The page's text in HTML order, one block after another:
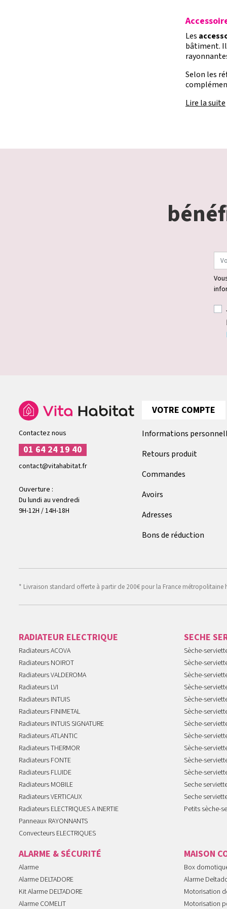
Les
bâtiment.
Selon les
Lire la suite
Contactez nous
01 64 24 19 40
contact@vitahabitat.fr
Ouverture :
Du lundi au vendredi
9H-12H / 14H-18H
VOTRE COMPTE
Informations
Retours produit
Commandes
Avoirs
Adresses
Bons de réduction
* Livraison standard offerte à partir de 200€ pour la France métropolitaine
RADIATEUR ELECTRIQUE
Radiateurs ACOVA
Radiateurs NOIROT
Radiateurs VALDEROMA
Radiateurs LVI
Radiateurs INTUIS
Radiateurs FINIMETAL
Radiateurs INTUIS SIGNATURE
Radiateurs ATLANTIC
Radiateurs THERMOR
Radiateurs FONTE
Radiateurs FLUIDE
Radiateurs MOBILE
Radiateurs VERTICAUX
Radiateurs ELECTRIQUES A INERTIE
Panneaux RAYONNANTS
Convecteurs ELECTRIQUES
SECHE
Sèche-
Sèche-
Sèche-
Sèche-
Sèche-
Sèche-
Sèche-
Sèche-
Sèche-
Sèche-
Sèche-
Seche
Seche
Petits sèche-
ALARME & SÉCURITÉ
Alarme
Alarme DELTADORE
Kit Alarme DELTADORE
Alarme COMELIT
MAISON
Box
Alarme
Motorisation
Motorisation